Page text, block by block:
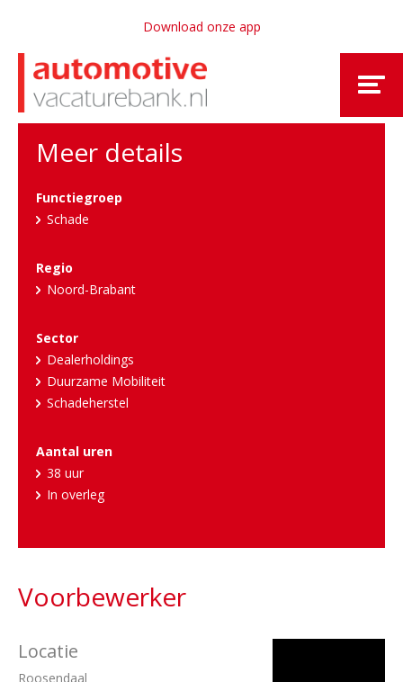
Download onze app
Meer details
Functiegroep
Schade
Regio
Noord-Brabant
Sector
Dealerholdings
Duurzame Mobiliteit
Schadeherstel
Aantal uren
38 uur
In overleg
Voorbewerker
Locatie
Roosendaal